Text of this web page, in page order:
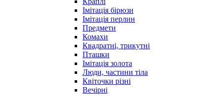
Імітація бірюзи
Імітація перлин
Предмети
Комахи
Квадратні, трикутні
Пташки
Імітація золота
Люди, частини тіла
Квіточки різні
Вечірні